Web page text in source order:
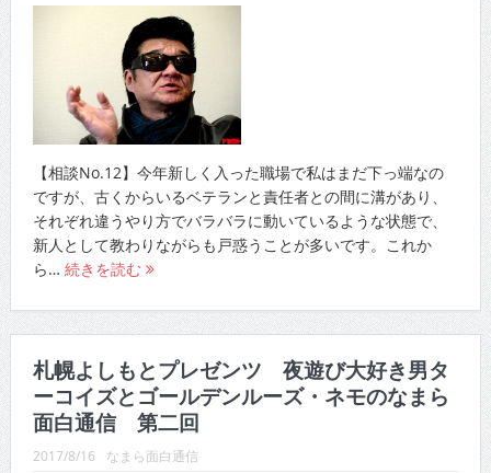
【相談No.12】今年新しく入った職場で私はまだ下っ端なの
ですが、古くからいるベテランと責任者との間に溝があり、
それぞれ違うやり方でバラバラに動いているような状態で、
新人として教わりながらも戸惑うことが多いです。これか
ら… 続きを読む
札幌よしもとプレゼンツ 夜遊び大好き男タ
ーコイズとゴールデンルーズ・ネモのなまら
面白通信 第二回
2017/8/16 なまら面白通信